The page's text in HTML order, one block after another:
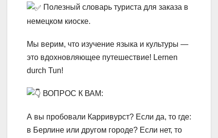
Полезный словарь туриста для заказа в
немецком киоске.
Мы верим, что изучение языка и культуры —
это вдохновляющее путешествие! Lernen
durch Tun!
ВОПРОС К ВАМ:
А вы пробовали Карривурст? Если да, то где:
в Берлине или другом городе? Если нет, то